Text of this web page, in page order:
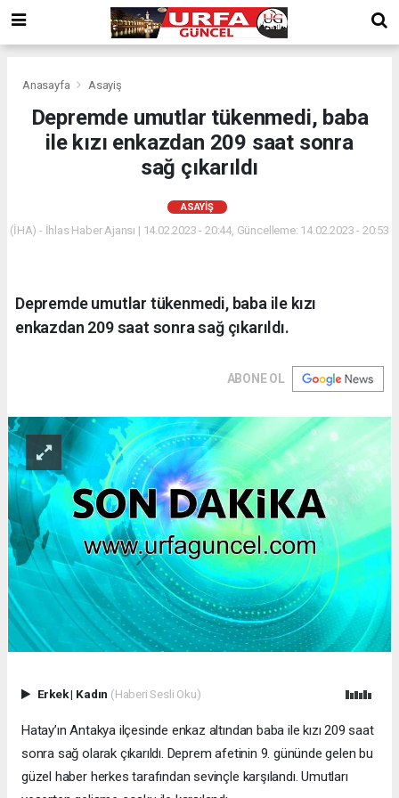
Anasayfa Asayiş
Depremde umutlar tükenmedi, baba
ile kızı enkazdan 209 saat sonra
sağ çıkarıldı
ASAYIŞ
(İHA) - İhlas Haber Ajansı | 14.02.2023 - 20:44, Güncelleme: 14.02.2023 - 20:53
Depremde umutlar tükenmedi, baba ile kızı
enkazdan 209 saat sonra sağ çıkarıldı.
ABONE OL
Erkek| Kadın (Haberi Sesli Oku)
Hatay’ın Antakya ilçesinde enkaz altından baba ile kızı 209 saat
sonra sağ olarak çıkarıldı. Deprem afetinin 9. gününde gelen bu
güzel haber herkes tarafından sevinçle karşılandı. Umutları